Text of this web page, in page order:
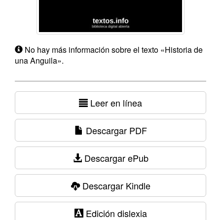
No hay más información sobre el texto «Historia de
una Anguila».
Leer en línea
Descargar PDF
Descargar ePub
Descargar Kindle
Edición dislexia